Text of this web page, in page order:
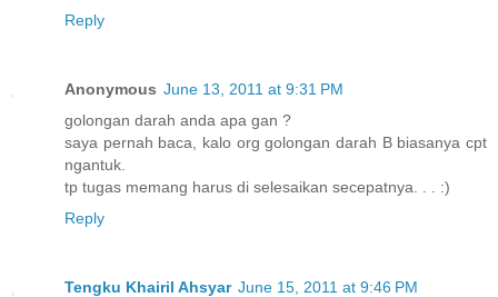
Reply
Anonymous June 13, 2011 at 9:31 PM
golongan darah anda apa gan ?
saya pernah baca, kalo org golongan darah B biasanya cpt
ngantuk.
tp tugas memang harus di selesaikan secepatnya. . . :)
Reply
Tengku Khairil Ahsyar June 15, 2011 at 9:46 PM